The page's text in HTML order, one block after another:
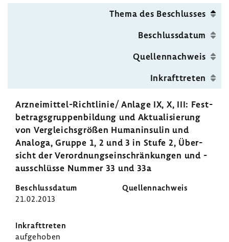
bil­
dung
Seite
Thema des Beschlusses
Beschluss­datum
Quel­len­nach­weis
Inkraft­treten
Arzneimittel-​Richtlinie/ Anlage IX, X, III: Fest­
be­trags­grup­pen­bil­dung und Aktua­li­sie­rung
von Vergleichs­größen Human­in­sulin und
Analoga, Gruppe 1, 2 und 3 in Stufe 2, Über­
sicht der Verord­nungs­ein­schrän­kungen und -​
ausschlüsse Nummer 33 und 33a
21.02.2013
aufge­hoben